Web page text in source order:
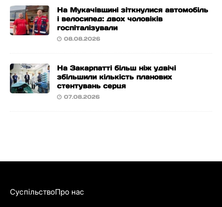
На Мукачівщині зіткнулися автомобіль
і велосипед: двох чоловіків
госпіталізували
08.08.2026
На Закарпатті більш ніж удвічі
збільшили кількість планових
стентувань серця
07.08.2026
СуспільствоПро нас